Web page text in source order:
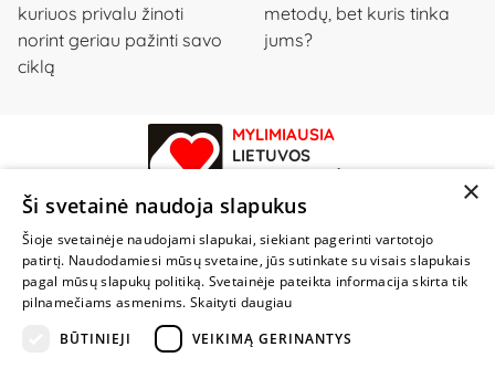
kuriuos privalu žinoti
norint geriau pažinti savo
ciklą
metodų, bet kuris tinka
jums?
MYLIMIAUSIA
LIETUVOS
ELEKTRONINĖ
PARDUOTUVĖ
NENUSTOK
ŽAISTI
+370 600 84088
×
Ši svetainė naudoja slapukus
Šioje svetainėje naudojami slapukai, siekiant pagerinti vartotojo
patirtį. Naudodamiesi mūsų svetaine, jūs sutinkate su visais slapukais
pagal mūsų slapukų politiką. Svetainėje pateikta informacija skirta tik
pilnamečiams asmenims. Skaityti daugiau
BŪTINIEJI
VEIKIMĄ GERINANTYS